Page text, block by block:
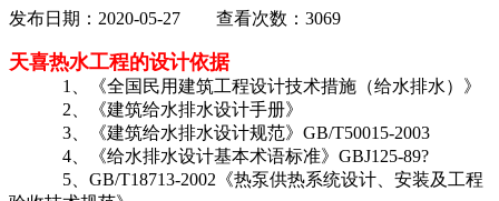
发布日期：2020-05-27 查看次数：3069
天喜热水工程的设计依据
1、《全国民用建筑工程设计技术措施（给水排水）》
2、《建筑给水排水设计手册》
3、《建筑给水排水设计规范》GB/T50015-2003
4、《给水排水设计基本术语标准》GBJ125-89?
5、GB/T18713-2002《热泵供热系统设计、安装及工程